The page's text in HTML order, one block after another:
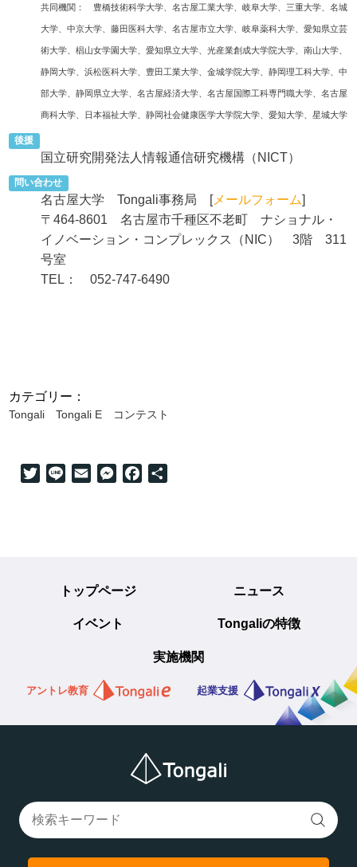
共同機関： 豊橋技術科学大学、名古屋工業大学、岐阜大学、三重大学、名城
大学、中京大学、藤田医科大学、名古屋市立大学、岐阜薬科大学、愛知県立芸
術大学、椙山女学園大学、愛知県立大学、光産業創成大学院大学、南山大学、
静岡大学、浜松医科大学、豊田工業大学、金城学院大学、静岡理工科大学、中
部大学、静岡県立大学、名古屋経済大学、名古屋国際工科専門職大学、名古屋
商科大学、日本福祉大学、静岡社会健康医学大学院大学、愛知大学、星城大学
後援
国立研究開発法人情報通信研究機構（NICT）
問い合わせ
名古屋大学 Tongali事務局 [メールフォーム]
〒464-8601 名古屋市千種区不老町 ナショナル・
イノベーション・コンプレックス（NIC） 3階 311
号室
TEL： 052-747-6490
カテゴリー：
Tongali Tongali E コンテスト
TwitterLine Email Messenger
Facebook
トップページ ニュース
イベント Tongaliの特徴
実施機関
アントレ教育 起業支援